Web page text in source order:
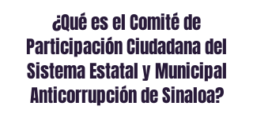
¿Qué es el Comité de
Participación Ciudadana del
Sistema Estatal y Municipal
Anticorrupción de Sinaloa?